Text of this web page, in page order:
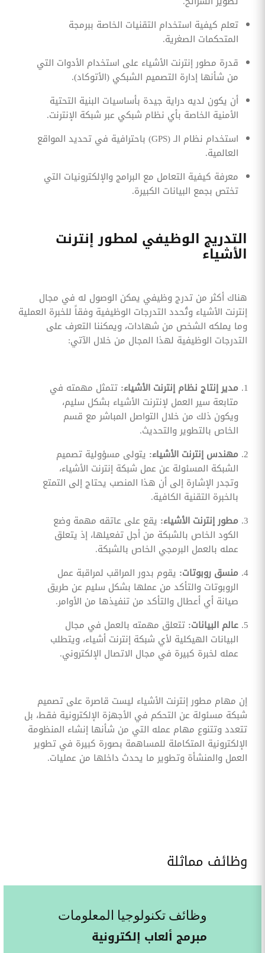
تعلم كيفية استخدام التقنيات الخاصة ببرمجة
المتحكمات الصغرية.
قدرة مطور إنترنت الأشياء على استخدام الأدوات التي
من شأنها إدارة التصميم الشبكي (الأتوكاد).
أن يكون لديه دراية جيدة بأساسيات البنية التحتية
الأمنية الخاصة بأي نظام شبكي عبر شبكة الإنترنت.
استخدام نظام الـ (GPS) باحترافية في تحديد المواقع
العالمية.
معرفة كيفية التعامل مع البرامج والإلكترونيات التي
تختص بجمع البيانات الكبيرة.
التدريج الوظيفي لمطور إنترنت
الأشياء
هناك أكثر من تدرج وظيفي يمكن الوصول له في مجال
إنترنت الأشياء وتُحدد التدرجات الوظيفية وفقاً للخبرة العملية
وما يملكه الشخص من شهادات، ويمكننا التعرف على
التدرجات الوظيفية لهذا المجال من خلال الآتي:
مدير إنتاج نظام إنترنت الأشياء: تتمثل مهمته في
متابعة سير العمل لإنترنت الأشياء بشكل سليم،
ويكون ذلك من خلال التواصل المباشر مع قسم
الخاص بالتطوير والتحديث.
مهندس إنترنت الأشياء: يتولى مسؤولية تصميم
الشبكة المسئولة عن عمل شبكة إنترنت الأشياء،
وتجدر الإشارة إلى أن هذا المنصب يحتاج إلى التمتع
بالخبرة التقنية الكافية.
مطور إنترنت الأشياء: يقع على عاتقه مهمة وضع
الكود الخاص بالشبكة من أجل تفعيلها، إذ يتعلق
عمله بالعمل البرمجي الخاص بالشبكة.
منسق روبوتات: يقوم بدور المراقب لمراقبة عمل
الروبوتات والتأكد من عملها بشكل سليم عن طريق
صيانة أي أعطال والتأكد من تنفيذها من الأوامر.
عالم البيانات: تتعلق مهمته بالعمل في مجال
البيانات الهيكلية لأي شبكة إنترنت أشياء، ويتطلب
عمله لخبرة كبيرة في مجال الاتصال الإلكتروني.
إن مهام مطور إنترنت الأشياء ليست قاصرة على تصميم
شبكة مسئولة عن التحكم في الأجهزة الإلكترونية فقط، بل
تتعدد وتتنوع مهام عمله التي من شأنها إنشاء المنظومة
الإلكترونية المتكاملة للمساهمة بصورة كبيرة في تطوير
العمل والمنشأة وتطوير ما يحدث داخلها من عمليات.
وظائف مماثلة
وظائف تكنولوجيا المعلومات
مبرمج ألعاب إلكترونية